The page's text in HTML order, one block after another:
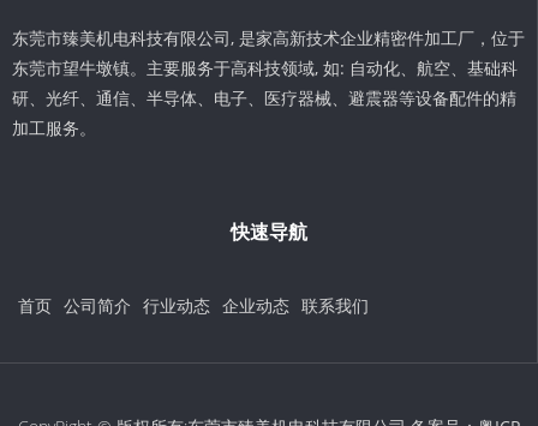
东莞市臻美机电科技有限公司, 是家高新技术企业精密件加工厂，位于
东莞市望牛墩镇。主要服务于高科技领域, 如: 自动化、航空、基础科
研、光纤、通信、半导体、电子、医疗器械、避震器等设备配件的精
加工服务。
快速导航
首页 公司简介 行业动态 企业动态 联系我们